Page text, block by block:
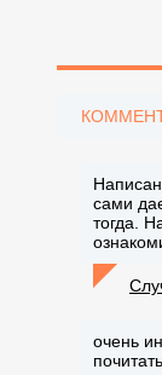
сами
тогда.
очень
почитать